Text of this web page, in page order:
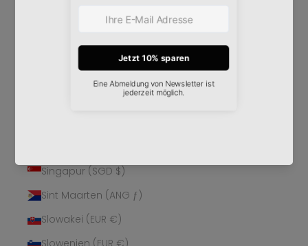
Schweiz (CHF CHF)
Senegal (XOF Fr)
Serbien (RSD РСД)
Seychellen (EUR €)
Singapur (SGD $)
Sint Maarten (ANG ƒ)
Slowakei (EUR €)
Slowenien (EUR €)